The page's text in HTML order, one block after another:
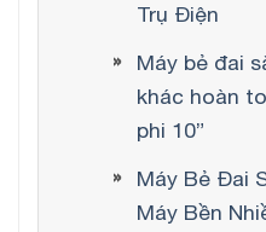
Trụ Điện
Máy bẻ đai
khác hoàn
phi 10”
Máy Bẻ Đai
Máy Bền